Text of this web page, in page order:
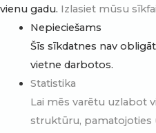
vienu gadu. Izlasiet mūsu
Nepieciešams
Šīs sīkdatnes nav
vietne darbotos.
Statistika
Lai mēs varētu uzlabot
struktūru, pamatojoties